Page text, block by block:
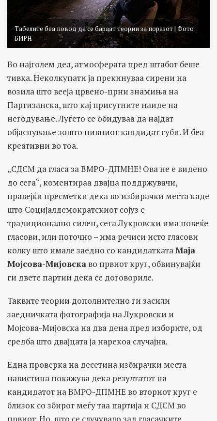
Табелите беа повод да се бараат теории за поразот | Фото:
БИРН
Во најголем дел, атмосферата пред штабот беше
тивка. Неколкупати ја прекинуваа сирени на
возила што вееја црвено-црни знамиња на
Партизанска, што кај присутните наиде на
негодување. Луѓето се обидуваа да најдат
објаснување зошто нивниот кандидат губи. И беа
креативни во тоа.
„СДСМ да гласа за ВМРО-ДПМНЕ! Ова не е видено
до сега“, коментираа двајца поддржувачи,
правејќи пресметки дека во избирачки места каде
што Социјалдемократскиот сојуз е
традиционално силен, сега Лукровски има повеќе
гласови, или поточно – има речиси исто гласови
колку што имале заедно со кандидаткатаМаја
Мојсова-Мијовска во првиот круг, обвинувајќи
ги двете партии дека се договориле.
Таквите теории дополнително ги засили
заедничката фотографија на Лукровски и
Мојсова-Мијовска на два дена пред изборите, од
средба што двајцата ја нарекоа случајна.
Една проверка на десетина избирачки места
навистина покажува дека резултатот на
кандидатот на ВМРО-ДПМНЕ во вториот круг е
близок со збирот меѓу таа партија и СДСМ во